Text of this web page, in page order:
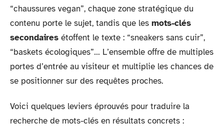
“chaussures vegan”, chaque zone stratégique du
contenu porte le sujet, tandis que les mots-clés
secondaires étoffent le texte : “sneakers sans cuir”,
“baskets écologiques”… L’ensemble offre de multiples
portes d’entrée au visiteur et multiplie les chances de
se positionner sur des requêtes proches.
Voici quelques leviers éprouvés pour traduire la
recherche de mots-clés en résultats concrets :